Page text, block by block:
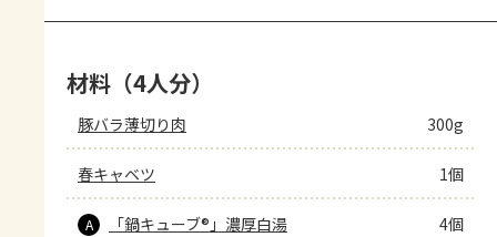
材料（4人分）
豚バラ薄切り肉 300g
春キャベツ 1個
A 「鍋キューブ®」濃厚白湯 4個